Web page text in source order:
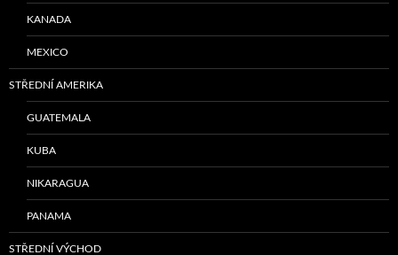
KANADA
MEXICO
STŘEDNÍ AMERIKA
GUATEMALA
KUBA
NIKARAGUA
PANAMA
STŘEDNÍ VÝCHOD